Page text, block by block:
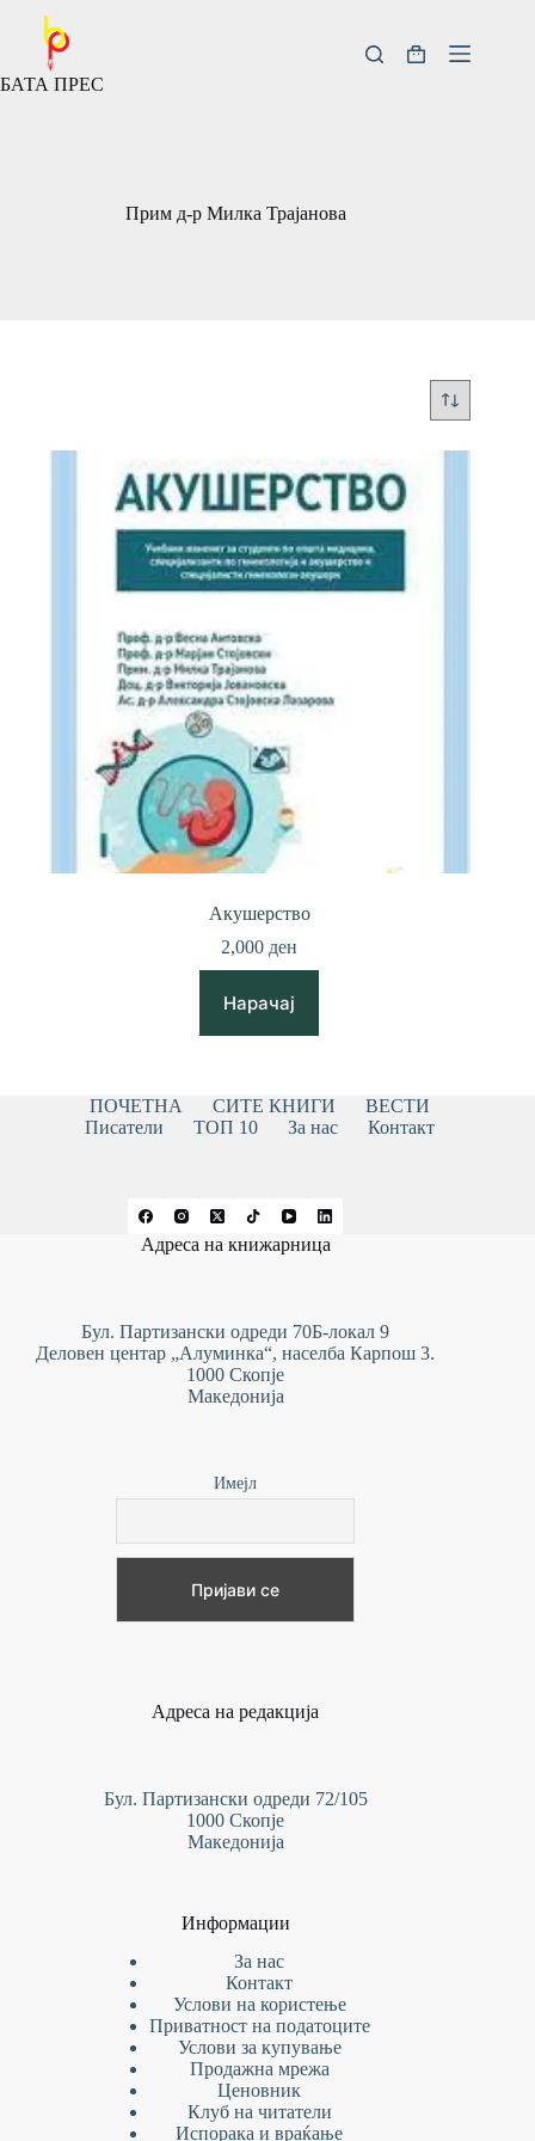
содржината
БАТА ПРЕС
Кошничка
Прим д-р Милка Трајанова
Акушерство
2,000 ден
Нарачај
ПОЧЕТНА СИТЕ КНИГИ
ВЕСТИ
Писатели
ТОП 10 За нас Контакт
Адреса на книжарница
Бул. Партизански одреди 70Б-локал 9
Деловен центар „Алуминка“, населба Карпош 3.
1000 Скопје
Македонија
Имејл
Адреса на редакција
Бул. Партизански одреди 72/105
1000 Скопје
Македонија
Информации
За нас
Контакт
Услови на користење
Приватност на податоците
Услови за купување
Продажна мрежа
Ценовник
Клуб на читатели
Испорака и враќање